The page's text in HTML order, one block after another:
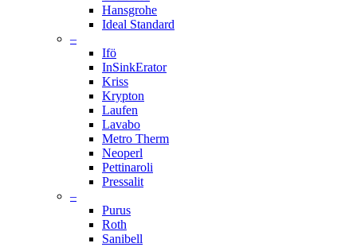
Hansgrohe
Ideal Standard
–
Ifö
InSinkErator
Kriss
Krypton
Laufen
Lavabo
Metro Therm
Neoperl
Pettinaroli
Pressalit
–
Purus
Roth
Sanibell